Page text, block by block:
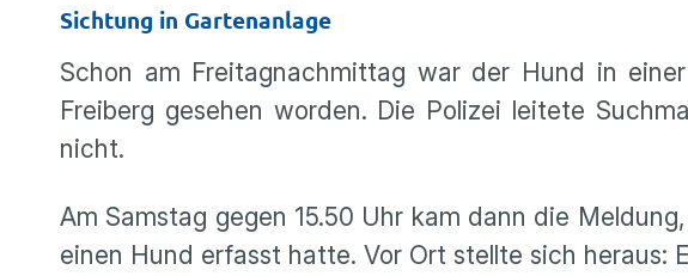
Sichtung in Gartenanlage
Schon am Freitagnachmittag war der Hund in
Freiberg gesehen worden. Die Polizei leitete
nicht.
Am Samstag gegen 15.50 Uhr kam dann die
einen Hund erfasst hatte. Vor Ort stellte sich heraus: